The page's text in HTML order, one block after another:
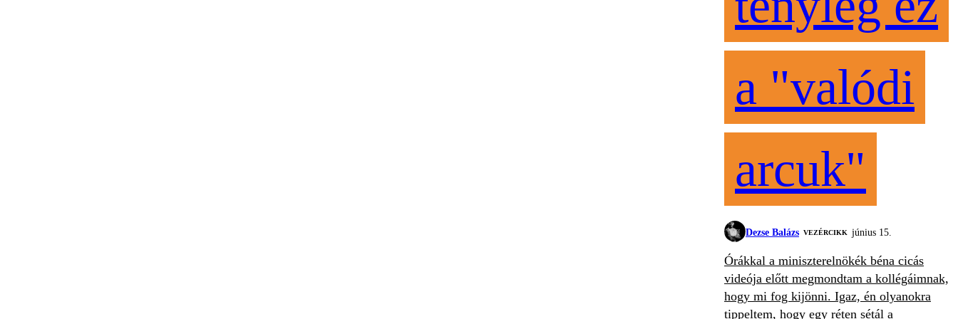
a "valódi
arcuk"
Dezse Balázs VEZÉRCIKK június 15.
Órákkal a miniszterelnökék béna cicás
videója előtt megmondtam a kollégáimnak,
hogy mi fog kijönni. Igaz, én olyanokra
tippeltem, hogy egy réten sétál a